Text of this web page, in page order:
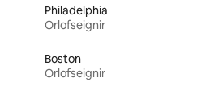
Philadelphia
Orlofseignir
Boston
Orlofseignir